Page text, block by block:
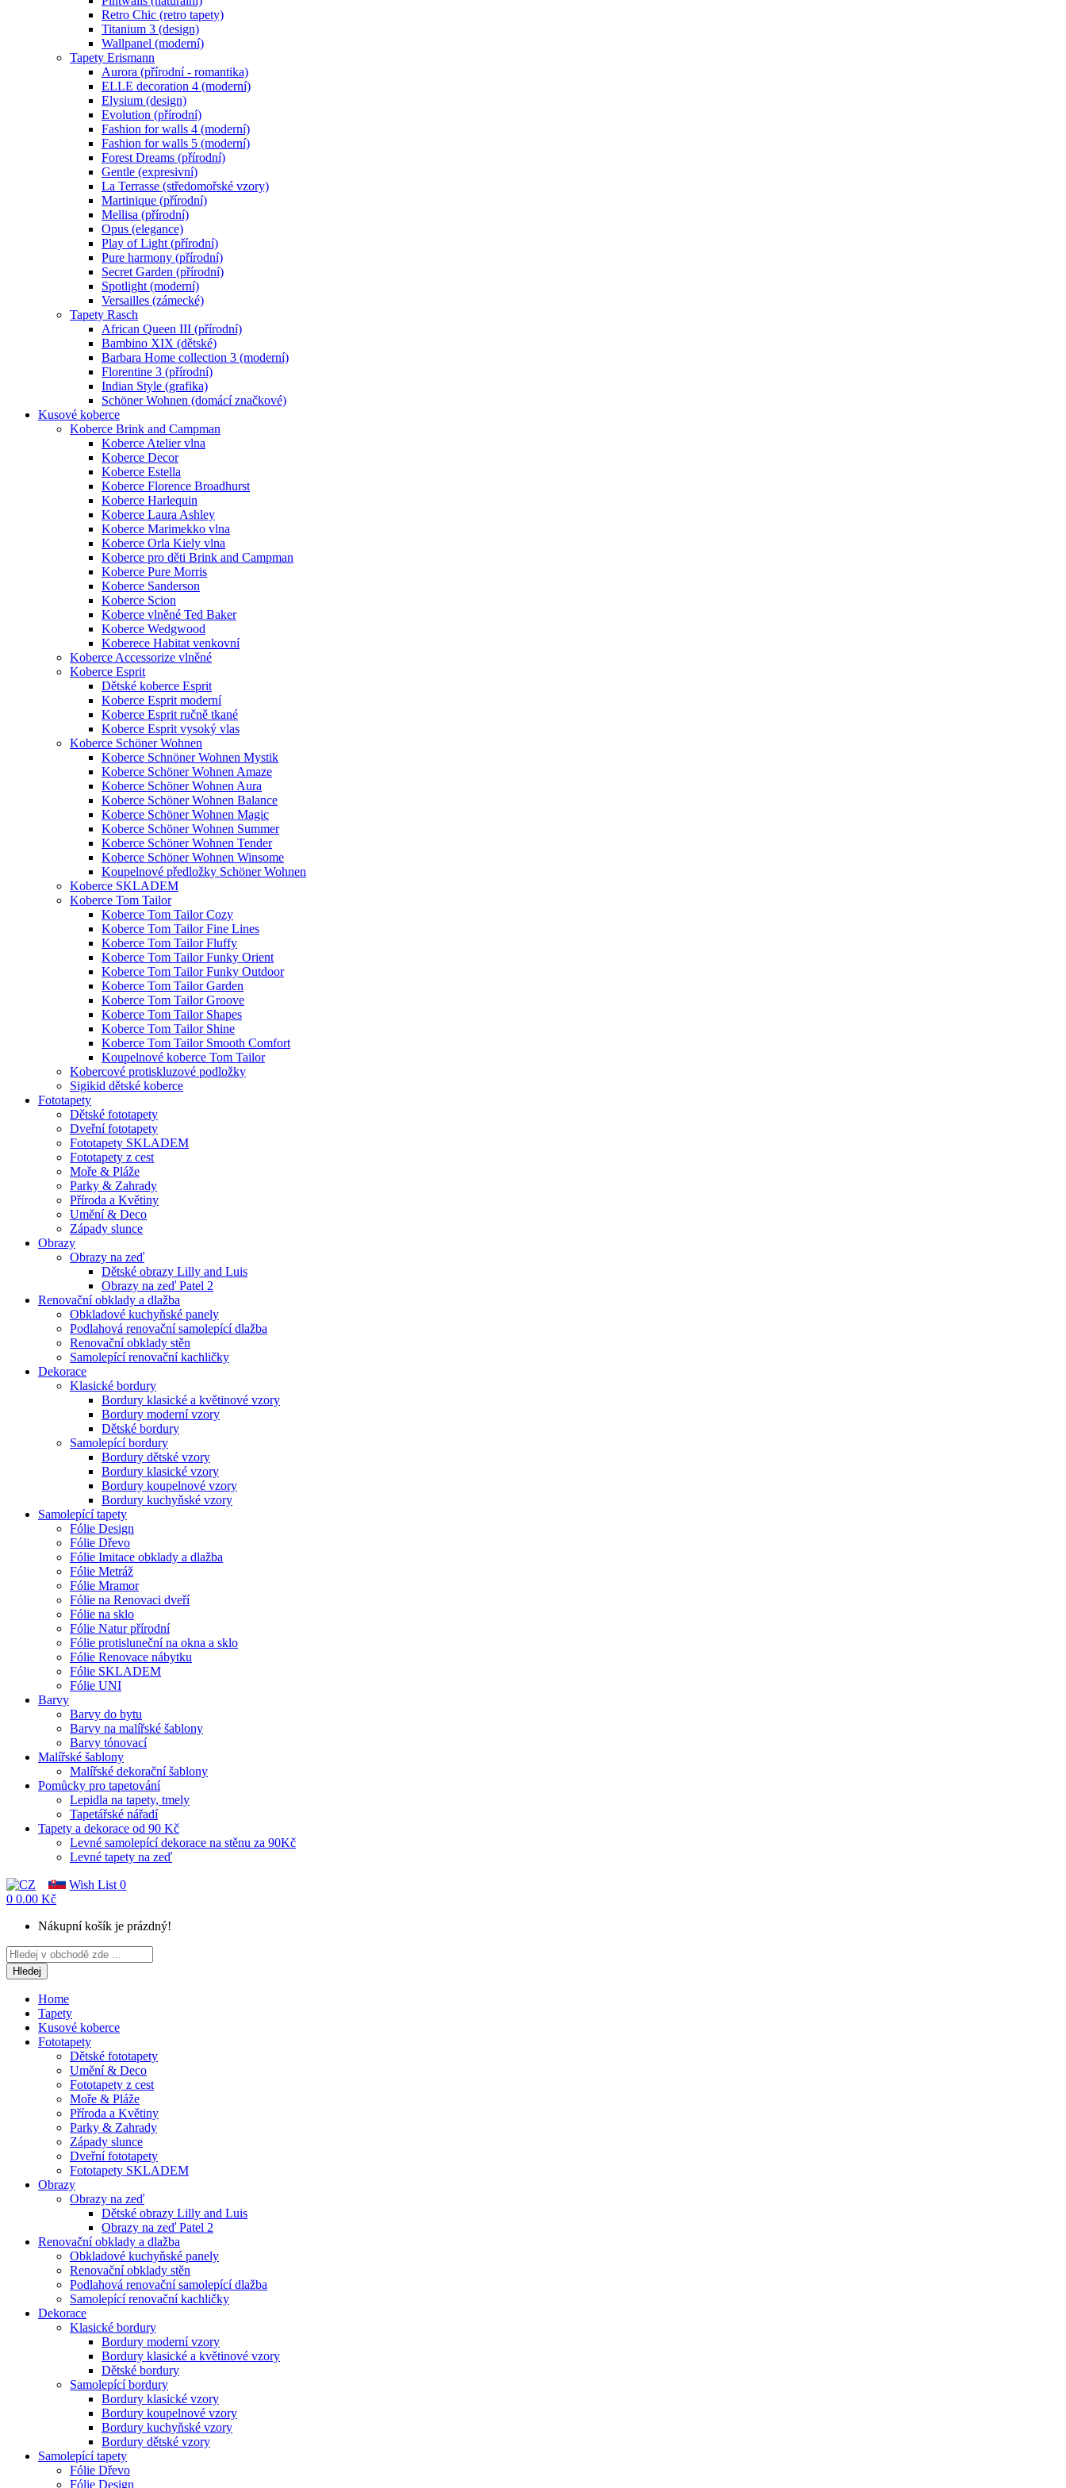
Retro Chic (retro tapety)
Titanium 3 (design)
Wallpanel (moderní)
Tapety Erismann
Aurora (přírodní - romantika)
ELLE decoration 4 (moderní)
Elysium (design)
Evolution (přírodní)
Fashion for walls 4 (moderní)
Fashion for walls 5 (moderní)
Forest Dreams (přírodní)
Gentle (expresivní)
La Terrasse (středomořské vzory)
Martinique (přírodní)
Mellisa (přírodní)
Opus (elegance)
Play of Light (přírodní)
Pure harmony (přírodní)
Secret Garden (přírodní)
Spotlight (moderní)
Versailles (zámecké)
Tapety Rasch
African Queen III (přírodní)
Bambino XIX (dětské)
Barbara Home collection 3 (moderní)
Florentine 3 (přírodní)
Indian Style (grafika)
Schöner Wohnen (domácí značkové)
Kusové koberce
Koberce Brink and Campman
Koberce Atelier vlna
Koberce Decor
Koberce Estella
Koberce Florence Broadhurst
Koberce Harlequin
Koberce Laura Ashley
Koberce Marimekko vlna
Koberce Orla Kiely vlna
Koberce pro děti Brink and Campman
Koberce Pure Morris
Koberce Sanderson
Koberce Scion
Koberce vlněné Ted Baker
Koberce Wedgwood
Koberece Habitat venkovní
Koberce Accessorize vlněné
Koberce Esprit
Dětské koberce Esprit
Koberce Esprit moderní
Koberce Esprit ručně tkané
Koberce Esprit vysoký vlas
Koberce Schöner Wohnen
Koberce Schnöner Wohnen Mystik
Koberce Schöner Wohnen Amaze
Koberce Schöner Wohnen Aura
Koberce Schöner Wohnen Balance
Koberce Schöner Wohnen Magic
Koberce Schöner Wohnen Summer
Koberce Schöner Wohnen Tender
Koberce Schöner Wohnen Winsome
Koupelnové předložky Schöner Wohnen
Koberce SKLADEM
Koberce Tom Tailor
Koberce Tom Tailor Cozy
Koberce Tom Tailor Fine Lines
Koberce Tom Tailor Fluffy
Koberce Tom Tailor Funky Orient
Koberce Tom Tailor Funky Outdoor
Koberce Tom Tailor Garden
Koberce Tom Tailor Groove
Koberce Tom Tailor Shapes
Koberce Tom Tailor Shine
Koberce Tom Tailor Smooth Comfort
Koupelnové koberce Tom Tailor
Kobercové protiskluzové podložky
Sigikid dětské koberce
Fototapety
Dětské fototapety
Dveřní fototapety
Fototapety SKLADEM
Fototapety z cest
Moře & Pláže
Parky & Zahrady
Příroda a Květiny
Umění & Deco
Západy slunce
Obrazy
Obrazy na zeď
Dětské obrazy Lilly and Luis
Obrazy na zeď Patel 2
Renovační obklady a dlažba
Obkladové kuchyňské panely
Podlahová renovační samolepící dlažba
Renovační obklady stěn
Samolepící renovační kachličky
Dekorace
Klasické bordury
Bordury klasické a květinové vzory
Bordury moderní vzory
Dětské bordury
Samolepící bordury
Bordury dětské vzory
Bordury klasické vzory
Bordury koupelnové vzory
Bordury kuchyňské vzory
Samolepící tapety
Fólie Design
Fólie Dřevo
Fólie Imitace obklady a dlažba
Fólie Metráž
Fólie Mramor
Fólie na Renovaci dveří
Fólie na sklo
Fólie Natur přírodní
Fólie protisluneční na okna a sklo
Fólie Renovace nábytku
Fólie SKLADEM
Fólie UNI
Barvy
Barvy do bytu
Barvy na malířské šablony
Barvy tónovací
Malířské šablony
Malířské dekorační šablony
Pomůcky pro tapetování
Lepidla na tapety, tmely
Tapetářské nářadí
Tapety a dekorace od 90 Kč
Levné samolepící dekorace na stěnu za 90Kč
Levné tapety na zeď
Wish List 0
0 0.00 Kč
Nákupní košík je prázdný!
Hledej
Home
Tapety
Kusové koberce
Fototapety
Dětské fototapety
Umění & Deco
Fototapety z cest
Moře & Pláže
Příroda a Květiny
Parky & Zahrady
Západy slunce
Dveřní fototapety
Fototapety SKLADEM
Obrazy
Obrazy na zeď
Dětské obrazy Lilly and Luis
Obrazy na zeď Patel 2
Renovační obklady a dlažba
Obkladové kuchyňské panely
Renovační obklady stěn
Podlahová renovační samolepící dlažba
Samolepící renovační kachličky
Dekorace
Klasické bordury
Bordury moderní vzory
Bordury klasické a květinové vzory
Dětské bordury
Samolepící bordury
Bordury klasické vzory
Bordury koupelnové vzory
Bordury kuchyňské vzory
Bordury dětské vzory
Samolepící tapety
Fólie Dřevo
Fólie Design